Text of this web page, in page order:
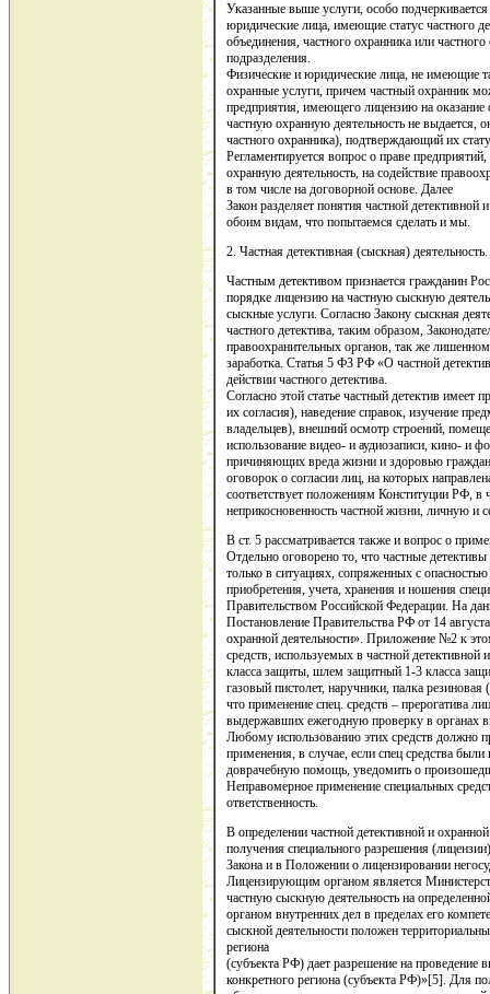
Указанные выше услуги, особо
юридические лица, имеющие статус частного
объединения, частного охранника или
подразделения.
Физические и юридические лица, не имеющие
охранные услуги, причем частный охранник
предприятия, имеющего лицензию на
частную охранную деятельность не выдается,
частного охранника), подтверждающий их
Регламентируется вопрос о праве
охранную деятельность, на содействие
в том числе на договорной основе. Далее
Закон разделяет понятия частной детективной
обоим видам, что попытаемся сделать и мы.
2. Частная детективная (сыскная) деятельность.
Частным детективом признается гражданин
порядке лицензию на частную сыскную
сыскные услуги. Согласно Закону сыскная
частного детектива, таким образом,
правоохранительных органов, так же
заработка. Статья 5 ФЗ РФ «О частной
действии частного детектива.
Согласно этой статье частный детектив
их согласия), наведение справок, изучение
владельцев), внешний осмотр строений,
использование видео- и аудиозаписи, кино- и
причиняющих вреда жизни и здоровью
оговорок о согласии лиц, на которых
соответствует положениям Конституции РФ, в
неприкосновенность частной жизни, личную
В ст. 5 рассматривается также и вопрос о
Отдельно оговорено то, что частные
только в ситуациях, сопряженных с
приобретения, учета, хранения и ношения
Правительством Российской Федерации. На
Постановление Правительства РФ от 14
охранной деятельности». Приложение №2 к
средств, используемых в частной
класса защиты, шлем защитный 1-3 класса
газовый пистолет, наручники, палка
что применение спец. средств – прерогатива
выдержавших ежегодную проверку в органах
Любому использованию этих средств должно
применения, в случае, если спец средства
доврачебную помощь, уведомить о
Неправомерное применение специальных
ответственность.
В определении частной детективной и
получения специального разрешения
Закона и в Положении о лицензировании
Лицензирующим органом является
частную сыскную деятельность на
органом внутренних дел в пределах его
сыскной деятельности положен
региона
(субъекта РФ) дает разрешение на проведение
конкретного региона (субъекта РФ)»[5]. Для